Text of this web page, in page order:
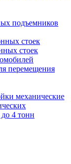
подъемников
стоек
стоек
перемещения
механические
4 тонн